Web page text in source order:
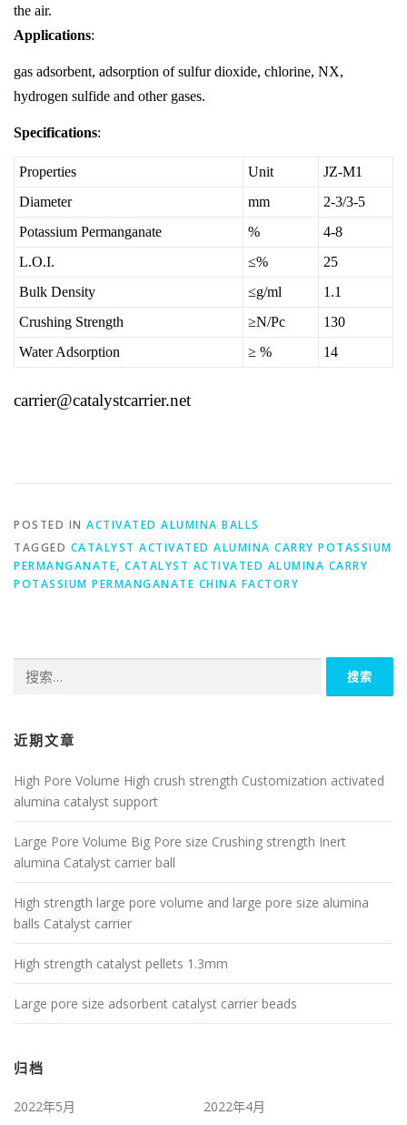
the air.
Applications:
gas adsorbent, adsorption of sulfur dioxide, chlorine, NX,
hydrogen sulfide and other gases.
Specifications:
Properties Unit
JZ-M1
Diameter
mm
2-3/3-5
Potassium Permanganate
%
4-8
L.O.I.
≤%
25
Bulk Density
≤g/ml
1.1
Crushing Strength
≥N/Pc
130
Water Adsorption
≥ % 14
carrier@catalystcarrier.net
POSTED IN ACTIVATED ALUMINA BALLS
TAGGED CATALYST ACTIVATED ALUMINA CARRY POTASSIUM
PERMANGANATE, CATALYST ACTIVATED ALUMINA CARRY
POTASSIUM PERMANGANATE CHINA FACTORY
索：
近期文章
High Pore Volume High crush strength Customization activated
alumina catalyst support
Large Pore Volume Big Pore size Crushing strength Inert
alumina Catalyst carrier ball
High strength large pore volume and large pore size alumina
balls Catalyst carrier
High strength catalyst pellets 1.3mm
Large pore size adsorbent catalyst carrier beads
归档
2022年5月
2022年4月